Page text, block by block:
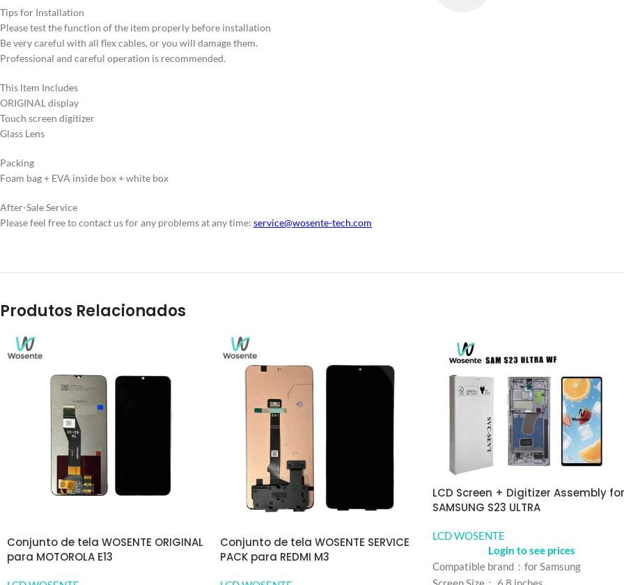
Tips for Installation
Please test the function of the item properly before installation
Be very careful with all flex cables, or you will damage them.
Professional and careful operation is recommended.
This ltem Includes
ORIGINAL display
Touch screen digitizer
Glass Lens
Packing
Foam bag + EVA inside box + white box
After-Sale Service
Please feel free to contact us for any problems at any time: service@wosente-tech.com
Produtos Relacionados
Conjunto de tela WOSENTE ORIGINAL
para MOTOROLA E13
Conjunto de tela WOSENTE SERVICE
PACK para REDMI M3
LCD Screen + Digitizer Assembly for
SAMSUNG S23 ULTRA
LCD WOSENTE
Login to see prices
Compatible brand：for Samsung